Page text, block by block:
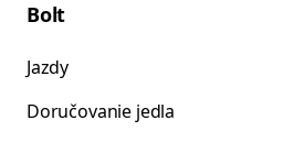
Bolt
Jazdy
Doručovanie jedla